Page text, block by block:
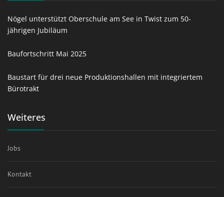
Nögel unterstützt Oberschule am See in Twist zum 50-
jährigen Jubiläum
Baufortschritt Mai 2025
Baustart für drei neue Produktionshallen mit integriertem
Bürotrakt
Weiteres
Jobs
Kontakt